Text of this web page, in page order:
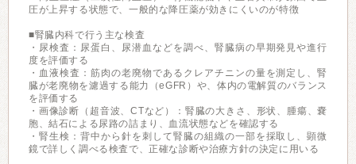
圧が上昇する状態で、一般的な降圧薬が効きにくいのが特徴
■腎臓内科で行う主な検査
・尿検査：尿蛋白、尿潜血などを調べ、腎臓病の早期発見や進行
度を評価する
・血液検査：筋肉の老廃物であるクレアチニンの量を測定し、腎
臓が老廃物を濾過する能力（eGFR）や、体内の電解質のバランス
を評価する
・画像診断（超音波、CTなど）：腎臓の大きさ、形状、腫瘍、嚢
胞、結石による尿路の詰まり、血流状態などを確認する
・腎生検：背中から針を刺して腎臓の組織の一部を採取し、顕微
鏡で詳しく調べる検査で、正確な診断や治療方針の決定に用いる